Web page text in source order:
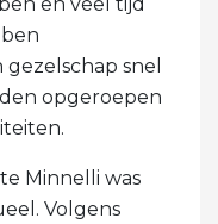
snel
opgeroepen
Minnelli was
Volgens